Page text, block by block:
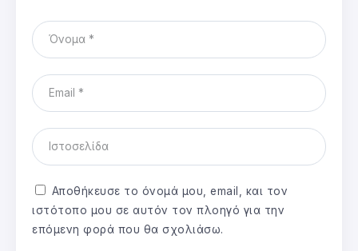
Αποθήκευσε το όνομά μου, email, και τον
ιστότοπο μου σε αυτόν τον πλοηγό για την
επόμενη φορά που θα σχολιάσω.